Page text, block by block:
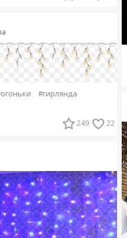
#гирлянда
249 22